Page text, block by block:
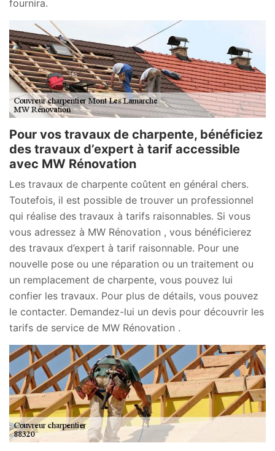
fournira.
Pour vos travaux de charpente, bénéficiez
des travaux d’expert à tarif accessible
avec MW Rénovation
Les travaux de charpente coûtent en général chers.
Toutefois, il est possible de trouver un professionnel
qui réalise des travaux à tarifs raisonnables. Si vous
vous adressez à MW Rénovation , vous bénéficierez
des travaux d’expert à tarif raisonnable. Pour une
nouvelle pose ou une réparation ou un traitement ou
un remplacement de charpente, vous pouvez lui
confier les travaux. Pour plus de détails, vous pouvez
le contacter. Demandez-lui un devis pour découvrir les
tarifs de service de MW Rénovation .